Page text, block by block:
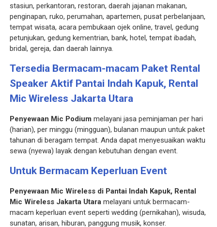
stasiun, perkantoran, restoran, daerah jajanan makanan,
penginapan, ruko, perumahan, apartemen, pusat perbelanjaan,
tempat wisata, acara pembukaan ojek online, travel, gedung
petunjukan, gedung kementrian, bank, hotel, tempat ibadah,
bridal, gereja, dan daerah lainnya.
Tersedia Bermacam-macam Paket Rental
Speaker Aktif Pantai Indah Kapuk, Rental
Mic Wireless Jakarta Utara
Penyewaan Mic Podium melayani jasa peminjaman per hari
(harian), per minggu (mingguan), bulanan maupun untuk paket
tahunan di beragam tempat. Anda dapat menyesuaikan waktu
sewa (nyewa) layak dengan kebutuhan dengan event.
Untuk Bermacam Keperluan Event
Penyewaan Mic Wireless di Pantai Indah Kapuk, Rental
Mic Wireless Jakarta Utara melayani untuk bermacam-
macam keperluan event seperti wedding (pernikahan), wisuda,
sunatan, arisan, hiburan, panggung musik, konser.